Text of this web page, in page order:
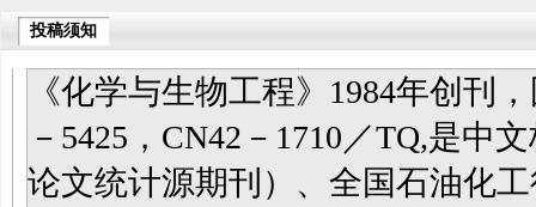
投稿须知
《化学与生物工程》 1984年创刊
－5425，CN42－1710／TQ,是中
论文统计源期刊）、全国石油化